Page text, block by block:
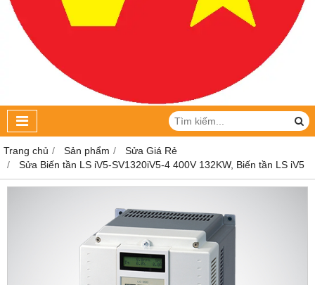
Trang chủ Sản phẩm
Sửa Giá Rẻ
Sửa Biến tần LS iV5-SV1320iV5-4 400V 132KW, Biến tần LS iV5